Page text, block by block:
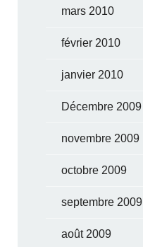
mars 2010
février 2010
janvier 2010
Décembre 2009
novembre 2009
octobre 2009
septembre 2009
août 2009